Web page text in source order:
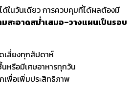
ในวันเดียว การควบคุมที่ได้ผลต้องมี
สะอาดสม่ำเสมอ–วางแผนเป็นรอบ
เสี่ยงทุกสัปดาห์
หรือมีเศษอาหารทุกวัน
พื่อเพิ่มประสิทธิภาพ